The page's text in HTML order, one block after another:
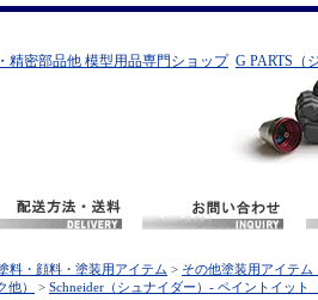
精密部品他 模型用品専門ショップ G PARTS（
料・顔料・塗装用アイテム > その他塗装用アイテム
他）
> Schneider（シュナイダー）- ペイントイット